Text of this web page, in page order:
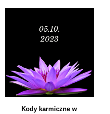
Kody karmiczne w